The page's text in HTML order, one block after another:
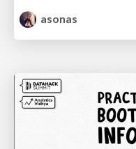
asonas